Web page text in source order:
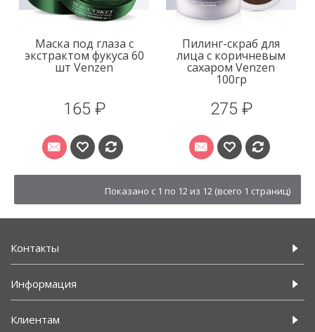
Маска под глаза с
экстрактом фукуса 60
шт Venzen
165 ₽
Пилинг-скраб для
лица с коричневым
сахаром Venzen
100гр
275 ₽
Показано с 1 по 12 из 12 (всего 1 страниц)
Контакты
Информация
Клиентам